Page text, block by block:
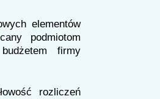
elementów
podmiotom
firmy
rozliczeń